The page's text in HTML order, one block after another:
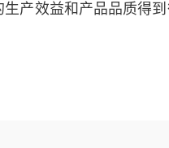
产效益和产品品质得